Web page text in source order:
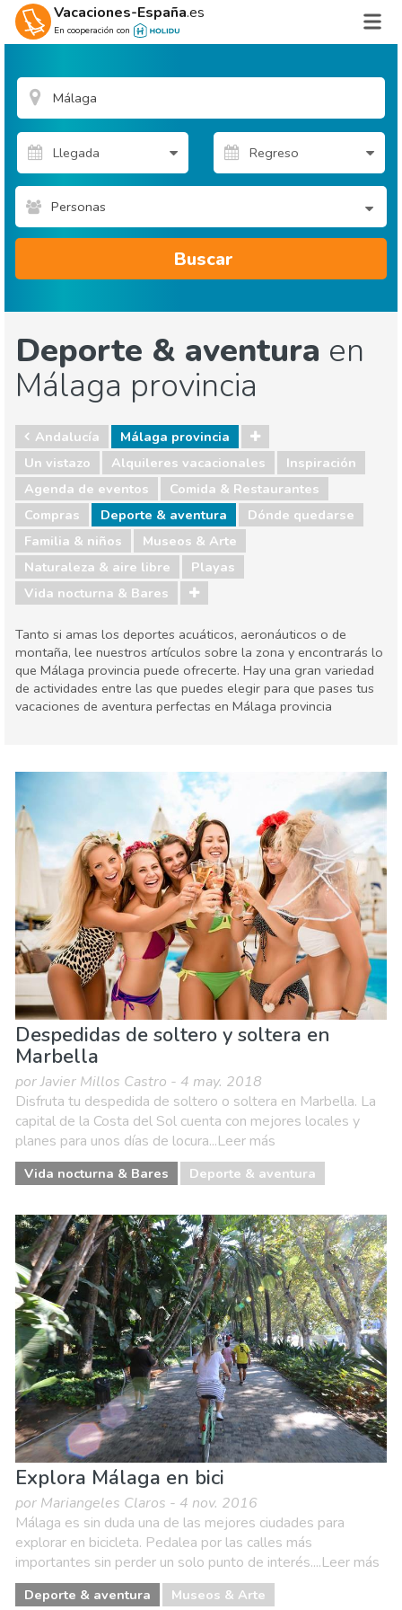
Vacaciones-España.es
En cooperación con
Personas
Buscar
Deporte & aventura en
Málaga provincia
Andalucía
Málaga provincia
Un vistazo
Alquileres vacacionales
Inspiración
Agenda de eventos
Comida & Restaurantes
Compras
Deporte & aventura
Dónde quedarse
Familia & niños
Museos & Arte
Naturaleza & aire libre
Playas
Vida nocturna & Bares
Tanto si amas los deportes acuáticos, aeronáuticos o de
montaña, lee nuestros artículos sobre la zona y encontrarás lo
que Málaga provincia puede ofrecerte. Hay una gran variedad
de actividades entre las que puedes elegir para que pases tus
vacaciones de aventura perfectas en Málaga provincia
Comida & Restaurantes
Compras
Deporte & aventura
Dónde quedarse
Familia & niños
Museos & Arte
Naturaleza & aire libre
Playas
Vida nocturna & Bares
Despedidas de soltero y soltera en
Marbella
por Javier Millos Castro - 4 may. 2018
Disfruta tu despedida de soltero o soltera en Marbella. La
capital de la Costa del Sol cuenta con mejores locales y
planes para unos días de locura...Leer más
Vida nocturna & Bares Deporte & aventura
Explora Málaga en bici
por Mariangeles Claros - 4 nov. 2016
Málaga es sin duda una de las mejores ciudades para
explorar en bicicleta. Pedalea por las calles más
importantes sin perder un solo punto de interés....Leer más
Deporte & aventura Museos & Arte